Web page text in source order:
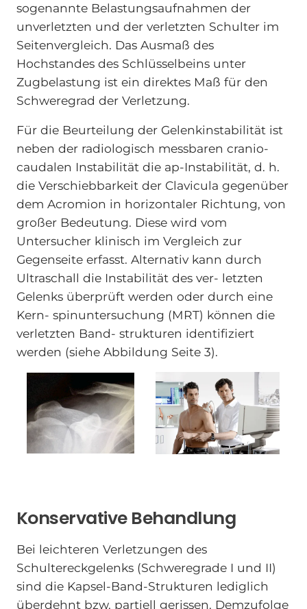
sogenannte Belastungsaufnahmen der
unverletzten und der verletzten Schulter im
Seitenvergleich. Das Ausmaß des
Hochstandes des Schlüsselbeins unter
Zugbelastung ist ein direktes Maß für den
Schweregrad der Verletzung.
Für die Beurteilung der Gelenkinstabilität ist
neben der radiologisch messbaren cranio-
caudalen Instabilität die ap-Instabilität, d. h.
die Verschiebbarkeit der Clavicula gegenüber
dem Acromion in horizontaler Richtung, von
großer Bedeutung. Diese wird vom
Untersucher klinisch im Vergleich zur
Gegenseite erfasst. Alternativ kann durch
Ultraschall die Instabilität des ver- letzten
Gelenks überprüft werden oder durch eine
Kern- spinuntersuchung (MRT) können die
verletzten Band- strukturen identifiziert
werden (siehe Abbildung Seite 3).
Konservative Behandlung
Bei leichteren Verletzungen des
Schultereckgelenks (Schweregrade I und II)
sind die Kapsel-Band-Strukturen lediglich
überdehnt bzw. partiell gerissen. Demzufolge